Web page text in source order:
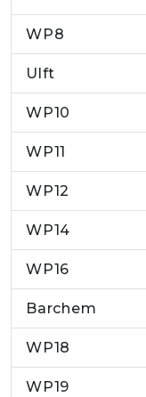
WP8
Ulft
WP10
WP11
WP12
WP14
WP16
Barchem
WP18
WP19